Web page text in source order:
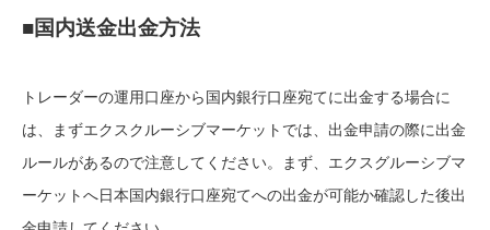
■国内送金出金方法
トレーダーの運用口座から国内銀行口座宛てに出金する場合に
は、まずエクスクルーシブマーケットでは、出金申請の際に出金
ルールがあるので注意してください。まず、エクスグルーシブマ
ーケットへ日本国内銀行口座宛てへの出金が可能か確認した後出